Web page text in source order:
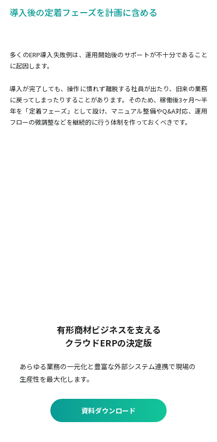
導入後の定着フェーズを計画に含める
多くのERP導入失敗例は、運用開始後のサポートが不十分であること
に起因します。
導入が完了しても、操作に慣れず離脱する社員が出たり、旧来の業務
に戻ってしまったりすることがあります。そのため、稼働後3ヶ月〜半
年を「定着フェーズ」として設け、マニュアル整備やQ&A対応、運用
フローの微調整などを継続的に行う体制を作っておくべきです。
有形商材ビジネスを支える
クラウドERPの決定版
あらゆる業務の一元化と豊富な外部システム連携で現場の
生産性を最大化します。
資料ダウンロード